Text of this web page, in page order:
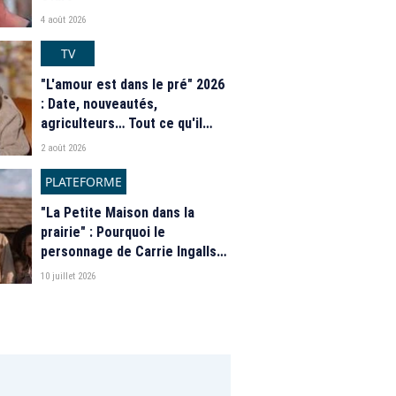
4 août 2026
TV
"L'amour est dans le pré" 2026
: Date, nouveautés,
agriculteurs… Tout ce qu'il
faut savoir sur la saison 21 du
2 août 2026
PLATEFORME
"La Petite Maison dans la
prairie" : Pourquoi le
personnage de Carrie Ingalls
est absente de la nouvelle
10 juillet 2026